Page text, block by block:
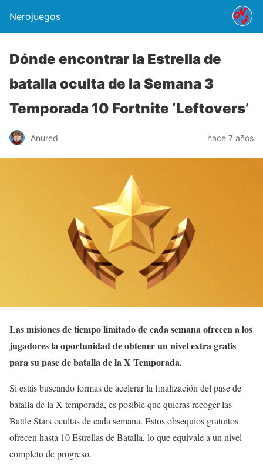
Nerojuegos
Dónde encontrar la Estrella de
batalla oculta de la Semana 3
Temporada 10 Fortnite ‘Leftovers’
Anured hace 7 años
Las misiones de tiempo limitado de cada semana ofrecen a los
jugadores la oportunidad de obtener un nivel extra gratis
para su pase de batalla de la X Temporada.
Si estás buscando formas de acelerar la finalización del pase de
batalla de la X temporada, es posible que quieras recoger las
Battle Stars ocultas de cada semana. Estos obsequios gratuitos
ofrecen hasta 10 Estrellas de Batalla, lo que equivale a un nivel
completo de progreso.